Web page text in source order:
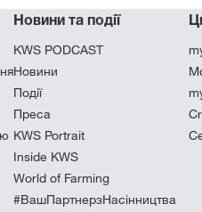
Новини та події
KWS PODCAST
Новини
Події
Преса
KWS Portrait
Inside KWS
World of Farming
#ВашПартнерзНасінництва